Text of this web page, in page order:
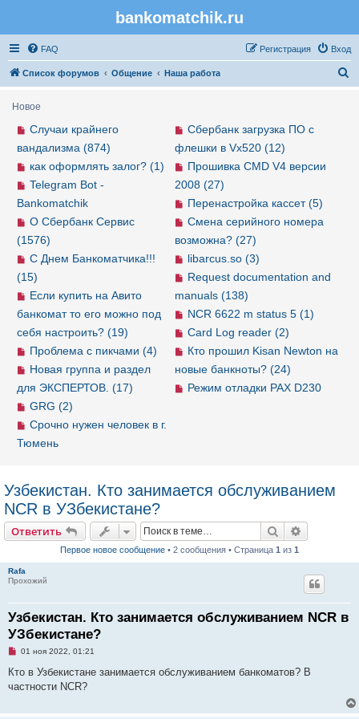
bankomatchik.ru
FAQ Вход
Регистрация
Список форумов Общение Наша работа
Новое
Сбербанк загрузка ПО с
флешки в Vx520 (12)
Прошивка CMD V4 версии
2008 (27)
Перенастройка кассет (5)
Смена серийного номера
возможна? (27)
libarcus.so (3)
Request documentation and
manuals (138)
NCR 6622 m status 5 (1)
Card Log reader (2)
Кто прошил Kisan Newton на
новые банкноты? (24)
Режим отладки PAX D230
Случаи крайнего
вандализма (874)
как оформлять залог? (1)
Telegram Bot -
Bankomatchik
О Сбербанк Сервис
(1576)
С Днем Банкоматчика!!!
(15)
Если купить на Авито
банкомат то его можно под
себя настроить? (19)
Проблема с пикчами (4)
Новая группа и раздел
для ЭКСПЕРТОВ. (17)
GRG (2)
Срочно нужен человек в г.
Тюмень
Узбекистан. Кто занимается обслуживанием
NCR в УЗбекистане?
Ответить
Ответить Поиск
Первое новое сообщение • 2 сообщения • Страница 1 из 1
Rafa
Прохожий
Узбекистан. Кто занимается обслуживанием NCR в
УЗбекистане?
Н
п
о
01 ноя 2022, 01:21
Кто в Узбекистане занимается обслуживанием банкоматов? В
частности NCR?